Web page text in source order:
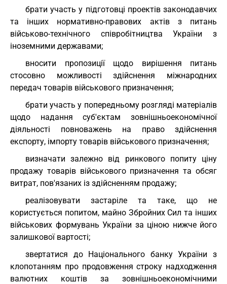
брати участь у підготовці проектів законодавчих
та інших нормативно-правових актів з питань
військово-технічного співробітництва України з
іноземними державами;
вносити пропозиції щодо вирішення питань
стосовно можливості здійснення міжнародних
передач товарів військового призначення;
брати участь у попередньому розгляді матеріалів
щодо надання суб'єктам зовнішньоекономічної
діяльності повноважень на право здійснення
експорту, імпорту товарів військового призначення;
визначати залежно від ринкового попиту ціну
продажу товарів військового призначення та обсяг
витрат, пов'язаних із здійсненням продажу;
реалізовувати застаріле та таке, що не
користується попитом, майно Збройних Сил та інших
військових формувань України за ціною нижче його
залишкової вартості;
звертатися до Національного банку України з
клопотанням про продовження строку надходження
валютних коштів за зовнішньоекономічними